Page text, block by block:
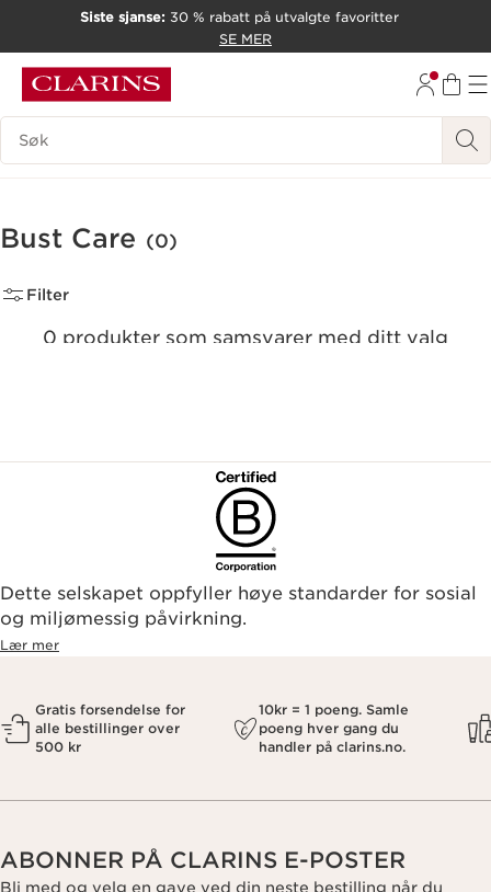
GÅ TIL BUNNTEKST
Siste sjanse: 30 % rabatt på utvalgte favoritter
SE MER
Søk Forklaring
Bust Care (0)
Filter
0 produkter som samsvarer med ditt valg
Dette selskapet oppfyller høye standarder for sosial
og miljømessig påvirkning.
Lær mer
Gratis forsendelse for
alle bestillinger over
500 kr
10kr = 1 poeng. Samle
poeng hver gang du
handler på clarins.no.
ABONNER PÅ CLARINS E-POSTER
Bli med og velg en gave ved din neste bestilling når du